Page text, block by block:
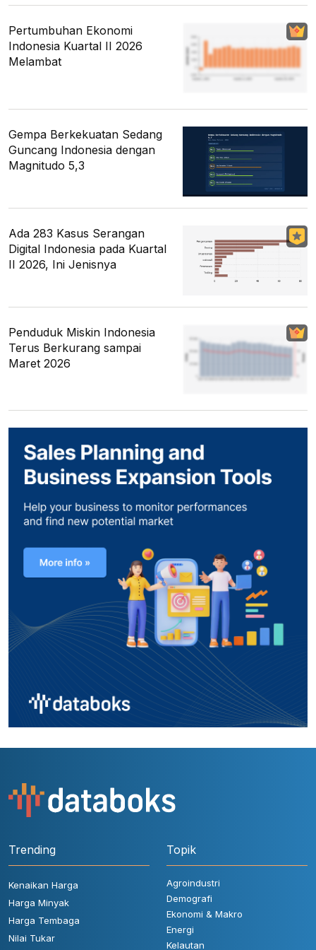
Pertumbuhan Ekonomi
Indonesia Kuartal II 2026
Melambat
Gempa Berkekuatan Sedang
Guncang Indonesia dengan
Magnitudo 5,3
Ada 283 Kasus Serangan
Digital Indonesia pada Kuartal
II 2026, Ini Jenisnya
Penduduk Miskin Indonesia
Terus Berkurang sampai
Maret 2026
Trending
Kenaikan Harga
Harga Minyak
Harga Tembaga
Nilai Tukar
Topik
Agroindustri
Demografi
Ekonomi & Makro
Energi
Kelautan